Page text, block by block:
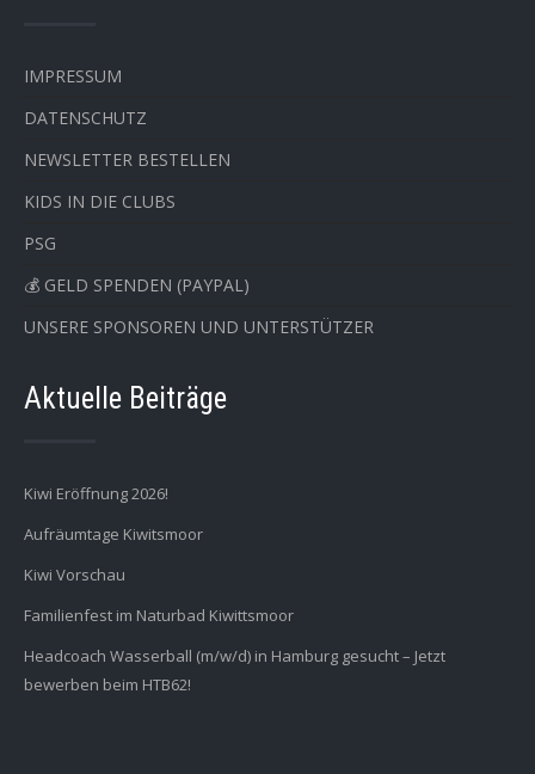
IMPRESSUM
DATENSCHUTZ
NEWSLETTER BESTELLEN
KIDS IN DIE CLUBS
PSG
💰 GELD SPENDEN (PAYPAL)
UNSERE SPONSOREN UND UNTERSTÜTZER
Aktuelle Beiträge
Kiwi Eröffnung 2026!
Aufräumtage Kiwitsmoor
Kiwi Vorschau
Familienfest im Naturbad Kiwittsmoor
Headcoach Wasserball (m/w/d) in Hamburg gesucht – Jetzt
bewerben beim HTB62!